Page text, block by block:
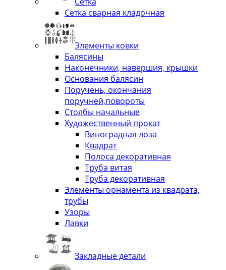
Сетка сварная кладочная
Элементы ковки
Балясины
Наконечники, навершия, крышки
Основания балясин
Поручень, окончания
поручней,повороты
Столбы начальные
Художественный прокат
Виноградная лоза
Квадрат
Полоса декоративная
Труба витая
Труба декоративная
Элементы орнамента из квадрата,
трубы
Узоры
Лавки
Закладные детали